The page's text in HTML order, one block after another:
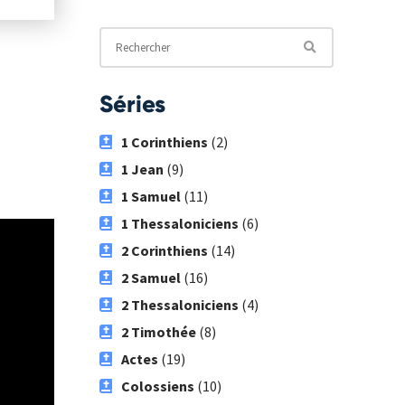
Séries
1 Corinthiens (2)
1 Jean (9)
1 Samuel(11)
1 Thessaloniciens (6)
2 Corinthiens (14)
2 Samuel(16)
2 Thessaloniciens (4)
2 Timothée(8)
Actes (19)
Colossiens (10)